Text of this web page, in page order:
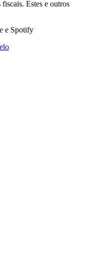
Estes e outros
e Spotify